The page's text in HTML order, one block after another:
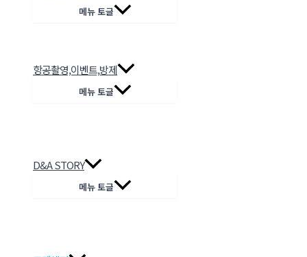
메뉴 토글
항공촬영,이벤트,방제
메뉴 토글
D&A STORY
메뉴 토글